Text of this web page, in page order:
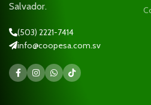
Salvador.
(503) 2221-7414
info@coopesa.com.sv